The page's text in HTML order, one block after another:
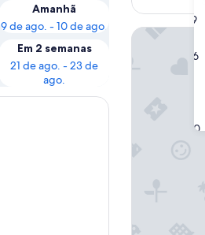
de
9
16
30
Amanhã
9 de ago. - 10 de ago.
Em 2 semanas
21 de ago. - 23 de
ago.
Arctic